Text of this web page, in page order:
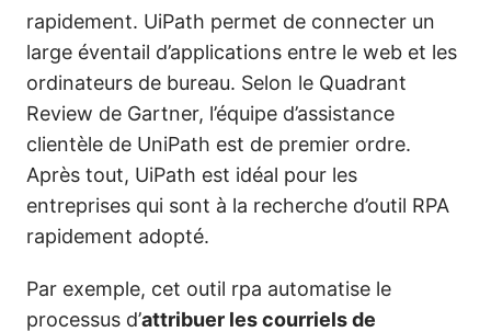
rapidement. UiPath permet de connecter un
large éventail d’applications entre le web et les
ordinateurs de bureau. Selon le Quadrant
Review de Gartner, l’équipe d’assistance
clientèle de UniPath est de premier ordre.
Après tout, UiPath est idéal pour les
entreprises qui sont à la recherche d’outil RPA
rapidement adopté.
Par exemple, cet outil rpa automatise le
processus d’attribuer les courriels de